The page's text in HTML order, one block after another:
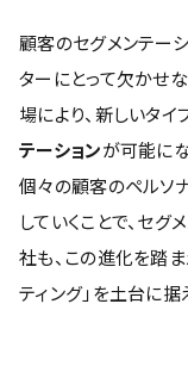
顧客のセグメンテー
ターにとって欠かせな
場により、新しいタ
テーションが可能に
個々の顧客のペルソ
していくことで、セグ
社も、この進化を踏
ティング」を土台に据